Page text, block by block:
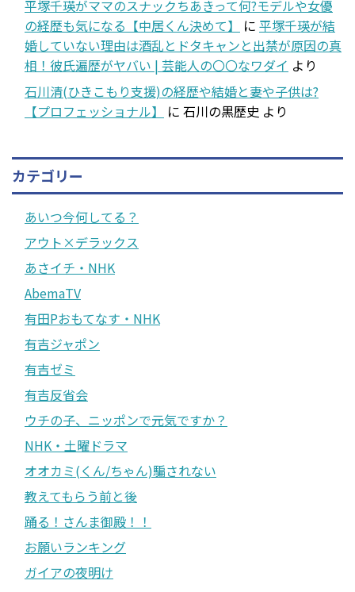
平塚千瑛がママのスナックちあきって何?モデルや女優
の経歴も気になる【中居くん決めて】
に 平塚千瑛が結
婚していない理由は酒乱とドタキャンと出禁が原因の真
相！彼氏遍歴がヤバい | 芸能人の〇〇なワダイ より
石川清(ひきこもり支援)の経歴や結婚と妻や子供は?
【プロフェッショナル】
に 石川の黒歴史 より
カテゴリー
あいつ今何してる？
アウト×デラックス
あさイチ・NHK
AbemaTV
有田Pおもてなす・NHK
有吉ジャポン
有吉ゼミ
有吉反省会
ウチの子、ニッポンで元気ですか？
NHK・土曜ドラマ
オオカミ(くん/ちゃん)騙されない
教えてもらう前と後
踊る！さんま御殿！！
お願いランキング
ガイアの夜明け